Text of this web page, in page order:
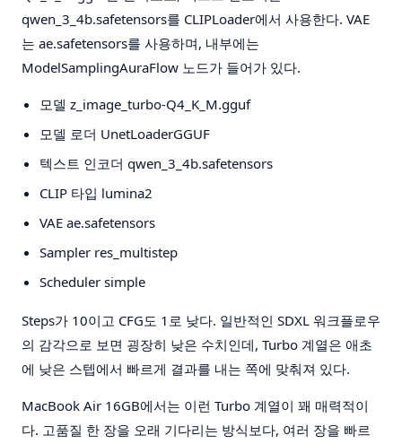
qwen_3_4b.safetensors를 CLIPLoader에서 사용한다. VAE
는 ae.safetensors를 사용하며, 내부에는
ModelSamplingAuraFlow 노드가 들어가 있다.
모델 z_image_turbo-Q4_K_M.gguf
모델 로더 UnetLoaderGGUF
텍스트 인코더 qwen_3_4b.safetensors
CLIP 타입 lumina2
VAE ae.safetensors
Sampler res_multistep
Scheduler simple
Steps가 10이고 CFG도 1로 낮다. 일반적인 SDXL 워크플로우
의 감각으로 보면 굉장히 낮은 수치인데, Turbo 계열은 애초
에 낮은 스텝에서 빠르게 결과를 내는 쪽에 맞춰져 있다.
MacBook Air 16GB에서는 이런 Turbo 계열이 꽤 매력적이
다. 고품질 한 장을 오래 기다리는 방식보다, 여러 장을 빠르